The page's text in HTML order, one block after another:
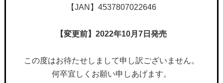
【JAN】4537807022646
【変更前】2022年10月7日発売
この度はお待たせしまして申し訳ございません。
何卒宜しくお願い申しあげます。